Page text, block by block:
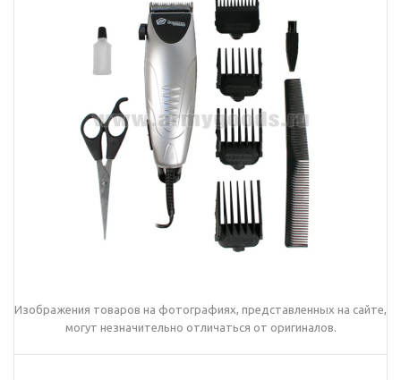
Изображения товаров на фотографиях, представленных на сайте,
могут незначительно отличаться от оригиналов.